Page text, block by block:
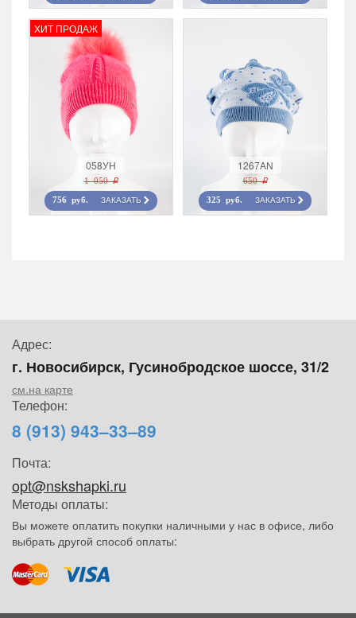
ХИТ ПРОДАЖ
058УН
1 050 r
756 руб. ЗАКАЗАТЬ
1267AN
650 r
325 руб. ЗАКАЗАТЬ
Адрес:
г. Новосибирск, Гусинобродское шоссе, 31/2
см.на карте
Телефон:
8 (913) 943–33–89
Почта:
opt@nskshapki.ru
Методы оплаты:
Вы можете оплатить покупки наличными у нас в офисе, либо
выбрать другой способ оплаты: